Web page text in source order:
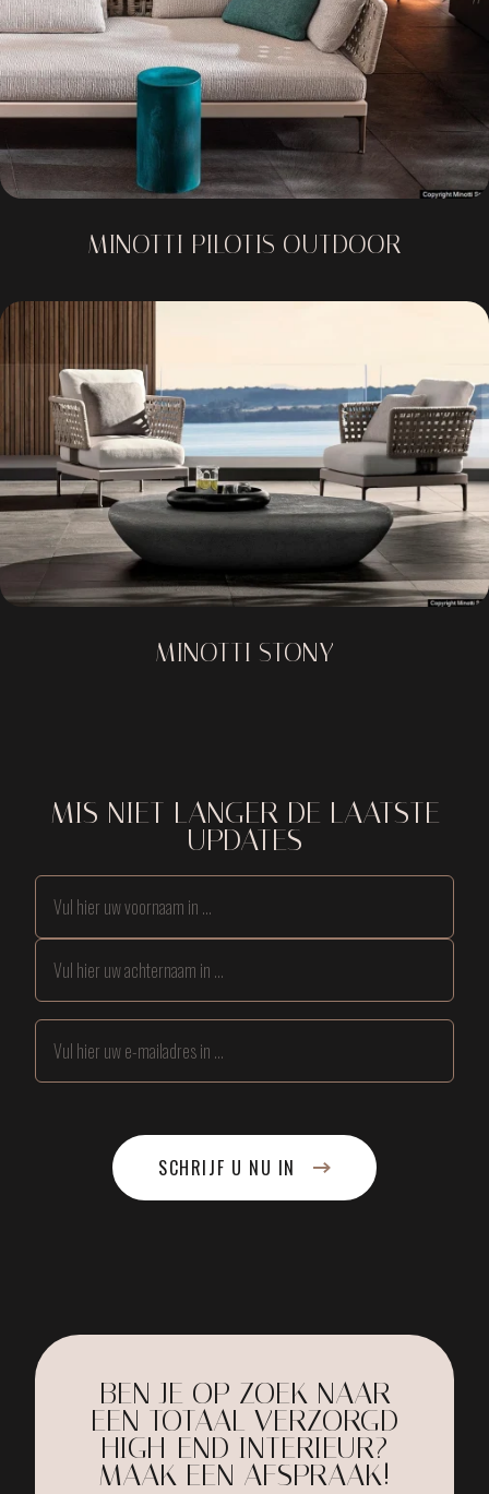
MINOTTI PILOTIS OUTDOOR
MINOTTI STONY
MIS NIET LANGER DE LAATSTE
UPDATES
SCHRIJF U NU IN
BEN JE OP ZOEK NAAR
EEN TOTAAL VERZORGD
HIGH-END INTERIEUR?
MAAK EEN AFSPRAAK!